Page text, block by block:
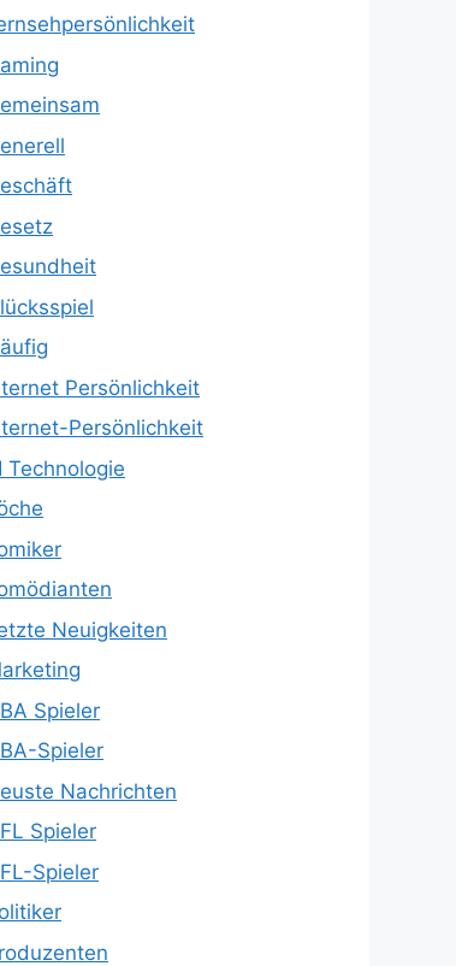
Persönlichkeit
Persönlichkeit
Technologie
Neuigkeiten
Spieler
Spieler
Nachrichten
Spieler
Spieler